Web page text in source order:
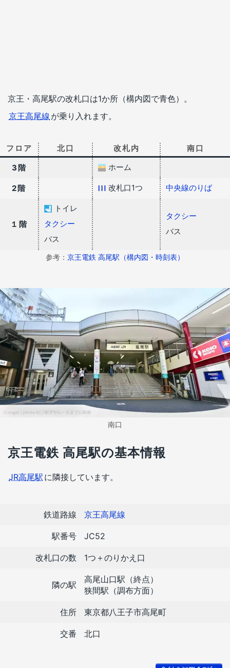
京王・高尾駅の改札口は1か所（構内図で青色）。
京王高尾線 が乗り入れます。
フロア 北口 改札内
南口
3階
ホーム
2階 改札口1つ 中央線のりば
１階
トイレ
タクシー
バス
タクシー
バス
参考： 京王電鉄 高尾駅（構内図・時刻表）
南口
京王電鉄 高尾駅の基本情報
JR高尾駅 に隣接しています。
鉄道路線 京王高尾線
駅番号 JC52
改札口の数 1つ＋のりかえ口
隣の駅
高尾山口駅（終点）
狭間駅（調布方面）
住所 東京都八王子市高尾町
交番 北口